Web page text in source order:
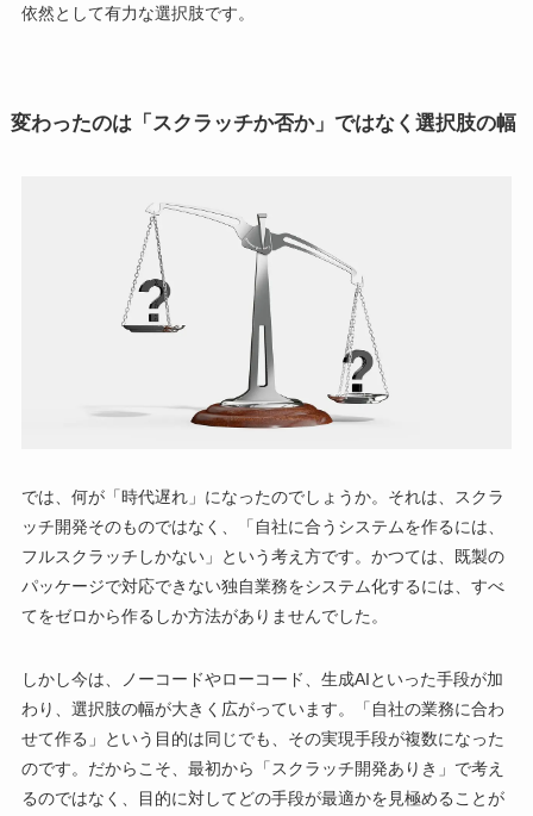
依然として有力な選択肢です。
変わったのは「スクラッチか否か」ではなく選択肢の幅
では、何が「時代遅れ」になったのでしょうか。それは、スクラ
ッチ開発そのものではなく、「自社に合うシステムを作るには、
フルスクラッチしかない」という考え方です。かつては、既製の
パッケージで対応できない独自業務をシステム化するには、すべ
てをゼロから作るしか方法がありませんでした。
しかし今は、ノーコードやローコード、生成AIといった手段が加
わり、選択肢の幅が大きく広がっています。「自社の業務に合わ
せて作る」という目的は同じでも、その実現手段が複数になった
のです。だからこそ、最初から「スクラッチ開発ありき」で考え
るのではなく、目的に対してどの手段が最適かを見極めることが